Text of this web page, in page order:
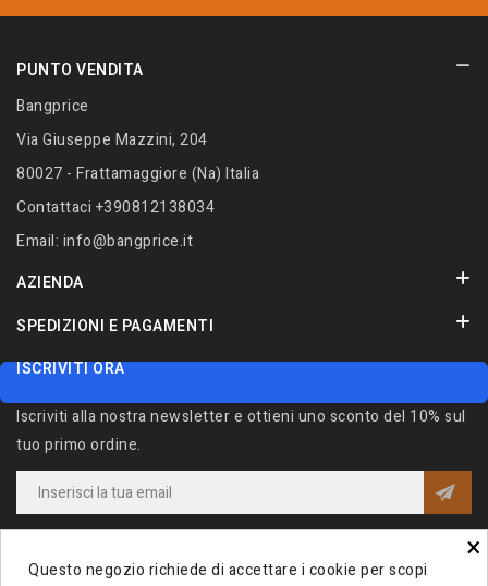
PUNTO VENDITA
Bangprice
Via Giuseppe Mazzini, 204
80027 - Frattamaggiore (Na) Italia
Contattaci +390812138034
Email: info@bangprice.it
AZIENDA
SPEDIZIONI E PAGAMENTI
ISCRIVITI ORA
Iscriviti alla nostra newsletter e ottieni uno sconto del 10% sul
tuo primo ordine.
dichiaro di aver preso visione dellaPrivacy Policy. ×
Questo negozio richiede di accettare i cookie per scopi